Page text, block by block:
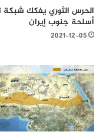
الحرس الثوري يفكك
أسلحة جنوب إيران
2021-12-05